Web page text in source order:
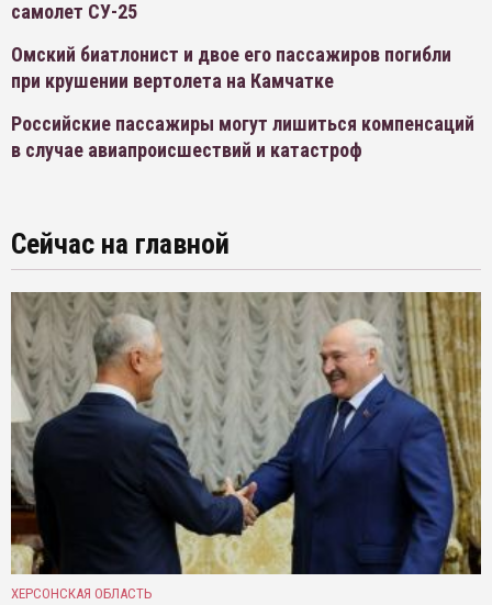
самолет СУ-25
Омский биатлонист и двое его пассажиров погибли
при крушении вертолета на Камчатке
Российские пассажиры могут лишиться компенсаций
в случае авиапроисшествий и катастроф
Сейчас на главной
ХЕРСОНСКАЯ ОБЛАСТЬ